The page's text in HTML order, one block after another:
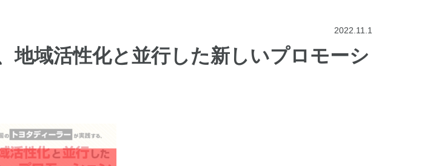
2022.11.1
地域活性化と並行した新しいプロモーシ